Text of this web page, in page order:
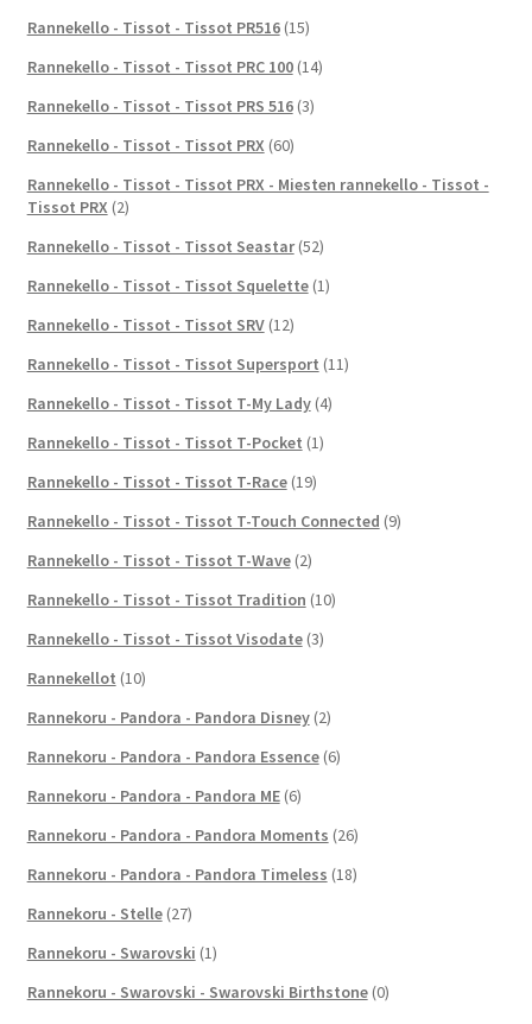
Rannekello - Tissot - Tissot PR516 (15)
Rannekello - Tissot - Tissot PRC 100 (14)
Rannekello - Tissot - Tissot PRS 516 (3)
Rannekello - Tissot - Tissot PRX (60)
Rannekello - Tissot - Tissot PRX - Miesten rannekello - Tissot -
Tissot PRX (2)
Rannekello - Tissot - Tissot Seastar (52)
Rannekello - Tissot - Tissot Squelette (1)
Rannekello - Tissot - Tissot SRV (12)
Rannekello - Tissot - Tissot Supersport (11)
Rannekello - Tissot - Tissot T-My Lady (4)
Rannekello - Tissot - Tissot T-Pocket (1)
Rannekello - Tissot - Tissot T-Race (19)
Rannekello - Tissot - Tissot T-Touch Connected (9)
Rannekello - Tissot - Tissot T-Wave (2)
Rannekello - Tissot - Tissot Tradition (10)
Rannekello - Tissot - Tissot Visodate (3)
Rannekellot (10)
Rannekoru - Pandora - Pandora Disney (2)
Rannekoru - Pandora - Pandora Essence (6)
Rannekoru - Pandora - Pandora ME (6)
Rannekoru - Pandora - Pandora Moments (26)
Rannekoru - Pandora - Pandora Timeless (18)
Rannekoru - Stelle (27)
Rannekoru - Swarovski (1)
Rannekoru - Swarovski - Swarovski Birthstone (0)